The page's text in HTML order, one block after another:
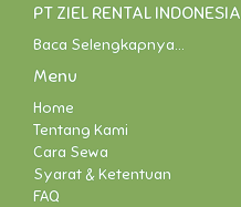
PT ZIEL RENTAL INDONESIA
Baca Selengkapnya...
Menu
Home
Tentang Kami
Cara Sewa
Syarat & Ketentuan
FAQ